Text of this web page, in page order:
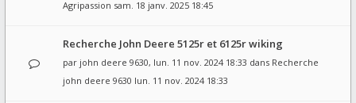
Agripassion sam. 18 janv. 2025 18:45
Recherche John Deere 5125r et 6125r wiking
par john deere 9630, lun. 11 nov. 2024 18:33 dans Recherche
john deere 9630 lun. 11 nov. 2024 18:33